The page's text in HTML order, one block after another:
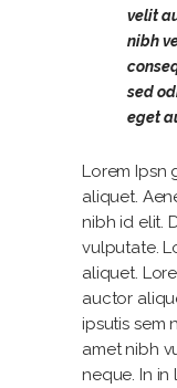
velit
nibh
sed
eget
Lorem Ipsn
aliquet.
nibh id elit.
vulputate.
aliquet.
auctor
ipsutis sem
amet nibh
neque. In